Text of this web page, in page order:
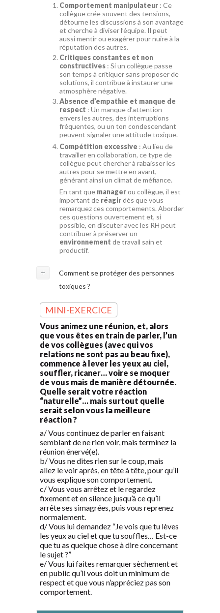
Comportement manipulateur : Ce
collègue crée souvent des tensions,
détourne les discussions à son avantage
et cherche à diviser l’équipe. Il peut
aussi mentir ou exagérer pour nuire à la
réputation des autres.
Critiques constantes et non
constructives : Si un collègue passe
son temps à critiquer sans proposer de
solutions, il contribue à instaurer une
atmosphère négative.
Absence d’empathie et manque de
respect : Un manque d’attention
envers les autres, des interruptions
fréquentes, ou un ton condescendant
peuvent signaler une attitude toxique.
Compétition excessive : Au lieu de
travailler en collaboration, ce type de
collègue peut chercher à rabaisser les
autres pour se mettre en avant,
générant ainsi un climat de méfiance.
En tant que managerou collègue, il est
important de réagirdès que vous
remarquez ces comportements. Aborder
ces questions ouvertement et, si
possible, en discuter avec les RH peut
contribuer à préserver un
environnement de travail sain et
productif.
Comment se protéger des personnes
toxiques ?
MINI-EXERCICE
Vous animez une réunion, et, alors
que vous êtes en train de parler, l’un
de vos collègues (avec qui vos
relations ne sont pas au beau fixe),
commence à lever les yeux au ciel,
souffler, ricaner… voire se moquer
de vous mais de manière détournée.
Quelle serait votre réaction
“naturelle”… mais surtout quelle
serait selon vous la meilleure
réaction ?
a/ Vous continuez de parler en faisant
semblant de ne rien voir, mais terminez la
réunion énervé(e).
b/ Vous ne dites rien sur le coup, mais
allez le voir après, en tête à tête, pour qu’il
vous explique son comportement.
c/ Vous vous arrêtez et le regardez
fixement et en silence jusqu’à ce qu’il
arrête ses simagrées, puis vous reprenez
normalement.
d/ Vous lui demandez “Je vois que tu lèves
les yeux au ciel et que tu souffles… Est-ce
que tu as quelque chose à dire concernant
le sujet ?”
e/ Vous lui faites remarquer sèchement et
en public qu’il vous doit un minimum de
respect et que vous n’appréciez pas son
comportement.